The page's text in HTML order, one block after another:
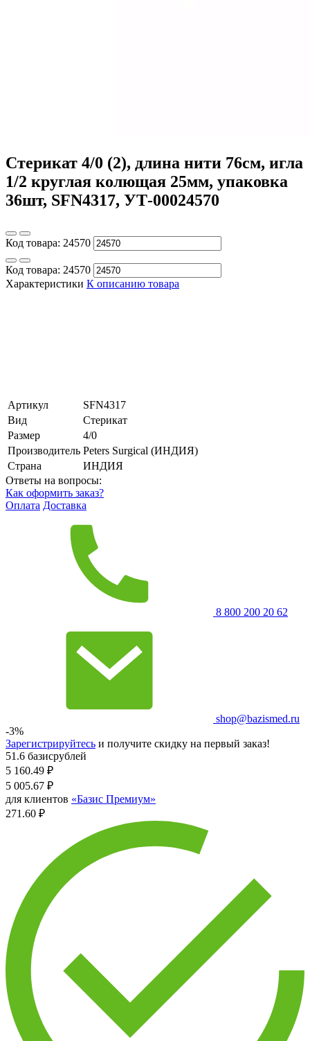
Стерикат 4/0 (2), длина нити 76см, игла
1/2 круглая колющая 25мм, упаковка
36шт, SFN4317, УТ-00024570
Код товара: 24570
Код товара: 24570
Характеристики К описанию товара
Артикул
SFN4317
Вид
Стерикат
Размер
4/0
Производитель Peters Surgical (ИНДИЯ)
Страна
ИНДИЯ
Ответы на вопросы:
Как оформить заказ?
Оплата Доставка
8 800 200 20 62
shop@bazismed.ru
-3%
Зарегистрируйтесь и получите скидку на первый заказ!
51.6 базисрублей
5 160.49 ₽
5 005.67 ₽
для клиентов «Базис Премиум»
271.60 ₽